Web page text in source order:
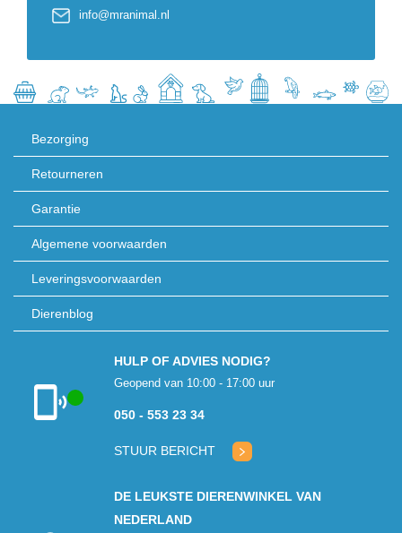
info@mranimal.nl
Bezorging
Retourneren
Garantie
Algemene voorwaarden
Leveringsvoorwaarden
Dierenblog
Klantenservice
HULP OF ADVIES NODIG?
Geopend van 10:00 - 17:00 uur
050 - 553 23 34
STUUR BERICHT
DE LEUKSTE DIERENWINKEL VAN
NEDERLAND